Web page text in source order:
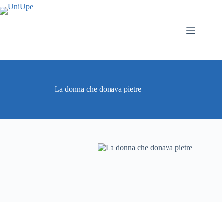
Salta
al
La donna che donava pietre